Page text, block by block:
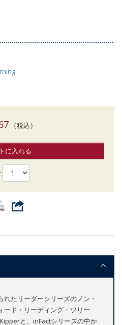
（税込）
に入れる
たリーダーシリーズのノン・
ード・リーディング・ツリー
と、inFactシリーズの中か